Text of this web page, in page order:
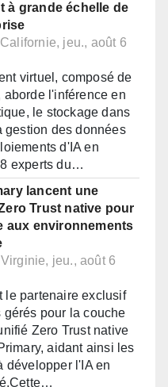
à grande échelle de
jeu., août 6
virtuel, composé de
aborde l'inférence en
le stockage dans
gestion des données
d'IA en
experts du…
lancent une
Trust native pour
aux environnements
jeu., août 6
le partenaire exclusif
gérés pour la couche
Zero Trust native
aidant ainsi les
développer l'IA en